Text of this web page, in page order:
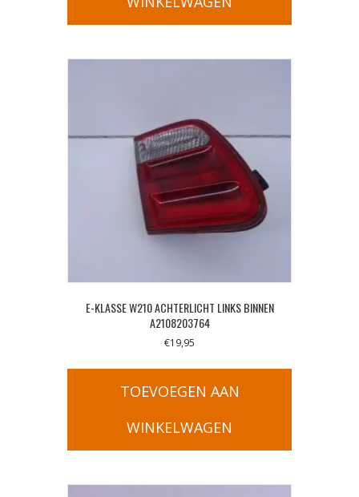
E-KLASSE W210 ACHTERLICHT LINKS BINNEN
A2108203764
€19,95
TOEVOEGEN AAN
WINKELWAGEN